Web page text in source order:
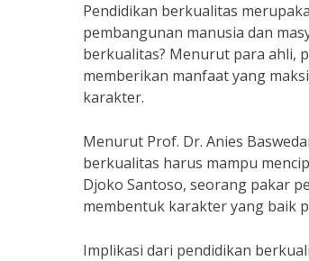
Pendidikan berkualitas
pembangunan manusia dan
berkualitas? Menurut para ahli,
memberikan manfaat yang
karakter.
Menurut Prof. Dr. Anies
berkualitas harus mampu
Djoko Santoso, seorang pakar
membentuk karakter yang baik
Implikasi dari pendidikan